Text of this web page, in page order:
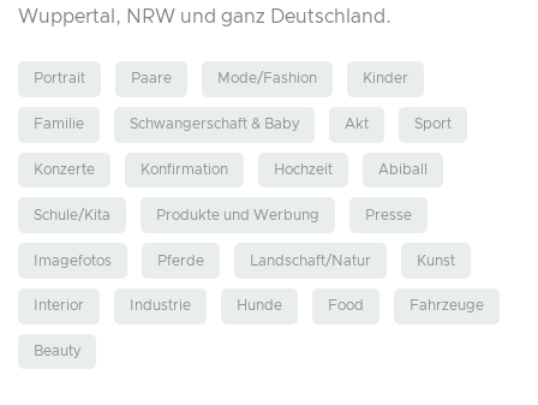
Wuppertal, NRW und ganz Deutschland.
Portrait Paare Mode/Fashion Kinder
Familie Schwangerschaft & Baby Akt Sport
Konzerte Konfirmation Hochzeit Abiball
Schule/Kita Produkte und Werbung Presse
Imagefotos Pferde Landschaft/Natur Kunst
Interior Industrie Hunde Food Fahrzeuge
Beauty